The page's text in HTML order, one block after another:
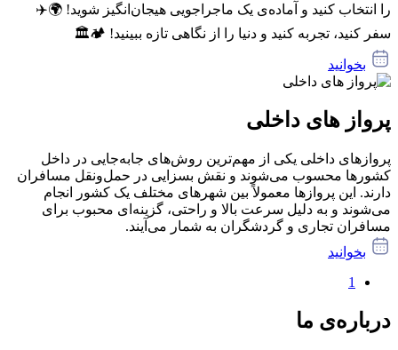
را انتخاب کنید و آماده‌ی یک ماجراجویی هیجان‌انگیز شوید! 🌍✈️
سفر کنید، تجربه کنید و دنیا را از نگاهی تازه ببینید! 🏕️🏛️
بخوانید
پرواز های داخلی
پروازهای داخلی یکی از مهم‌ترین روش‌های جابه‌جایی در داخل
کشورها محسوب می‌شوند و نقش بسزایی در حمل‌ونقل مسافران
دارند. این پروازها معمولاً بین شهرهای مختلف یک کشور انجام
می‌شوند و به دلیل سرعت بالا و راحتی، گزینه‌ای محبوب برای
مسافران تجاری و گردشگران به شمار می‌آیند.
بخوانید
1
درباره‌ی ما